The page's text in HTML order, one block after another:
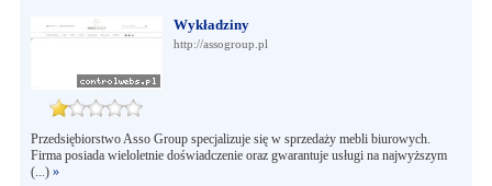
Wykładziny
http://assogroup.pl
Przedsiębiorstwo Asso Group specjalizuje się w sprzedaży mebli biurowych.
Firma posiada wieloletnie doświadczenie oraz gwarantuje usługi na najwyższym
(...) »